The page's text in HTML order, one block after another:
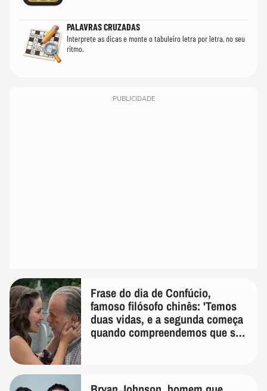
PALAVRAS CRUZADAS
Interprete as dicas e monte o tabuleiro letra por letra, no seu
ritmo.
PUBLICIDADE
Frase do dia de Confúcio,
famoso filósofo chinês: 'Temos
duas vidas, e a segunda começa
quando compreendemos que só